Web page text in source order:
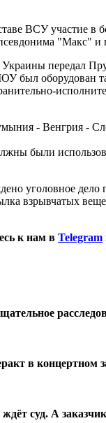
ВСУ участие
"Макс"
передал
оборудован
- Венгрия -
были
дело
взрывчатых
к нам в Telegram
в концертном
суд. А